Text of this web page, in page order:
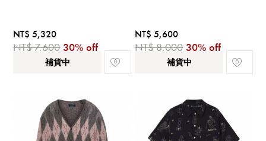
NT$ 5,320
NT$ 7,600 30% off
補貨中
NT$ 5,600
NT$ 8,000 30% off
補貨中